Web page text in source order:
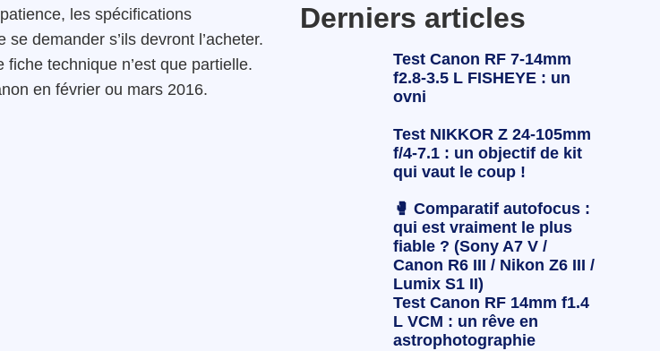
les spécifications
demander s’ils devront l’acheter.
technique n’est que partielle.
en février ou mars 2016.
Derniers articles
Test Canon RF 7-14mm
f2.8-3.5 L FISHEYE : un
ovni
Test NIKKOR Z 24-105mm
f/4-7.1 : un objectif de kit
qui vaut le coup !
🥊 Comparatif autofocus :
qui est vraiment le plus
fiable ? (Sony A7 V /
Canon R6 III / Nikon Z6 III /
Lumix S1 II)
Test Canon RF 14mm f1.4
L VCM : un rêve en
astrophotographie